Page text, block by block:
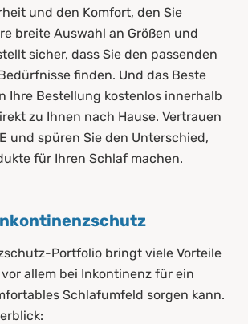
und den Komfort, den Sie
breite Auswahl an Größen und
sicher, dass Sie den passenden
finden. Und das Beste
Ihre Bestellung kostenlos innerhalb
zu Ihnen nach Hause. Vertrauen
und spüren Sie den Unterschied,
für Ihren Schlaf machen.
Portfolio bringt viele Vorteile
allem bei Inkontinenz für ein
Schlafumfeld sorgen kann.